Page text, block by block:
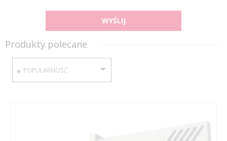
WYŚLIJ
Produkty polecane
SORTUJ WEDŁUG: